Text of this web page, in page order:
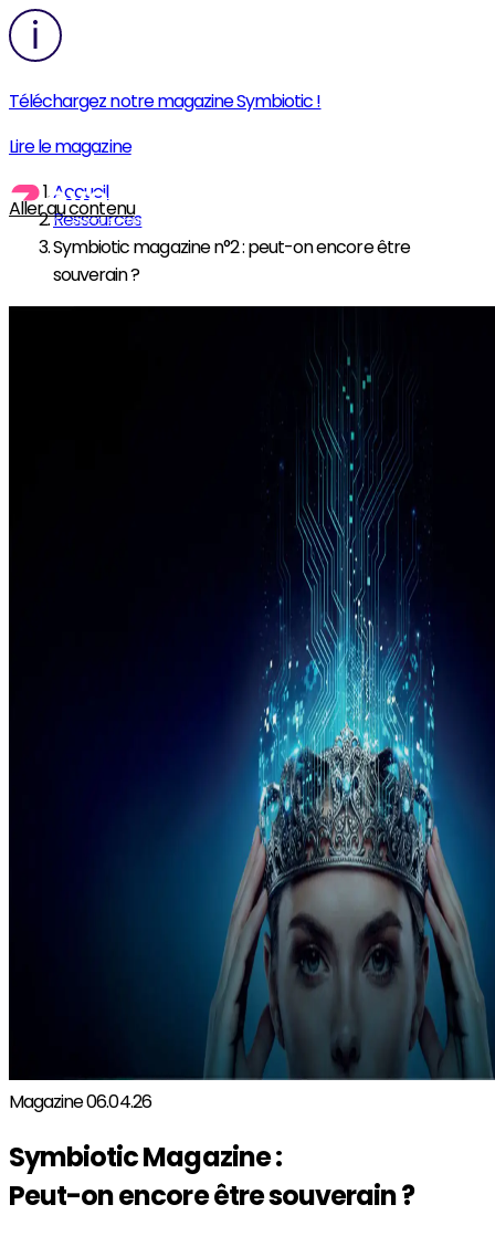
Téléchargez notre magazine Symbiotic !
Lire le magazine
Aller au contenu
Accueil
Ressources
Symbiotic magazine n°2 : peut-on encore être
souverain ?
Magazine06.04.26
Symbiotic Magazine :
Peut-on encore être souverain ?